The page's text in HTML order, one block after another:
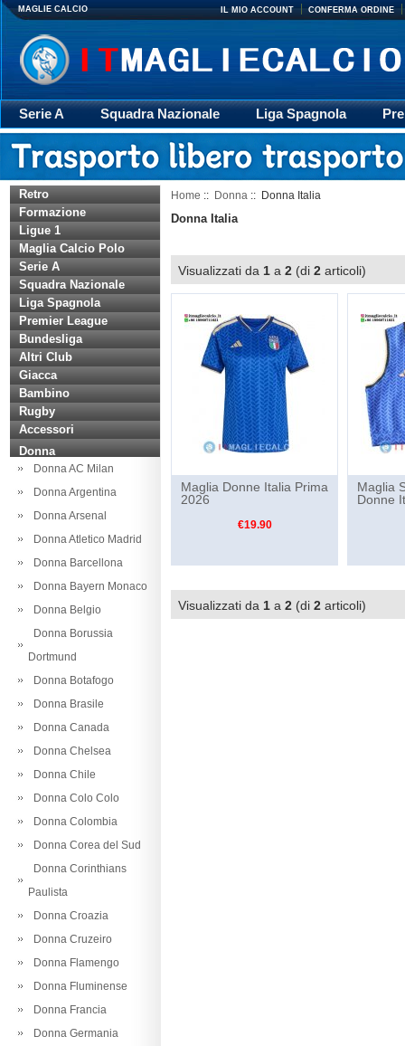
MAGLIE CALCIO IL MIO ACCOUNT CONFERMA ORDINE
Serie A Squadra Nazionale Liga Spagnola
Giacca
Rugby trasporto Retro
Retro
Formazione
Ligue 1
Maglia Calcio Polo
Serie A
Squadra Nazionale
Liga Spagnola
Premier League
Bundesliga
Altri Club
Giacca
Bambino
Rugby
Accessori
Donna
Donna AC Milan
Donna Argentina
Donna Arsenal
Donna Atletico Madrid
Donna Barcellona
Donna Bayern Monaco
Donna Belgio
Donna Borussia
Dortmund
Donna Botafogo
Donna Brasile
Donna Canada
Donna Chelsea
Donna Chile
Donna Colo Colo
Donna Colombia
Donna Corea del Sud
Donna Corinthians
Paulista
Donna Croazia
Donna Cruzeiro
Donna Flamengo
Donna Fluminense
Donna Francia
Donna Germania
Home :: Donna :: Donna Italia
Donna Italia
Visualizzati da 1 a 2 (di 2 articoli)
Maglia Donne Italia Prima
2026
€19.90
Maglia
Donne
Visualizzati da 1 a 2 (di 2 articoli)